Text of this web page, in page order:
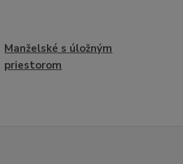
Manželské s úložným
priestorom